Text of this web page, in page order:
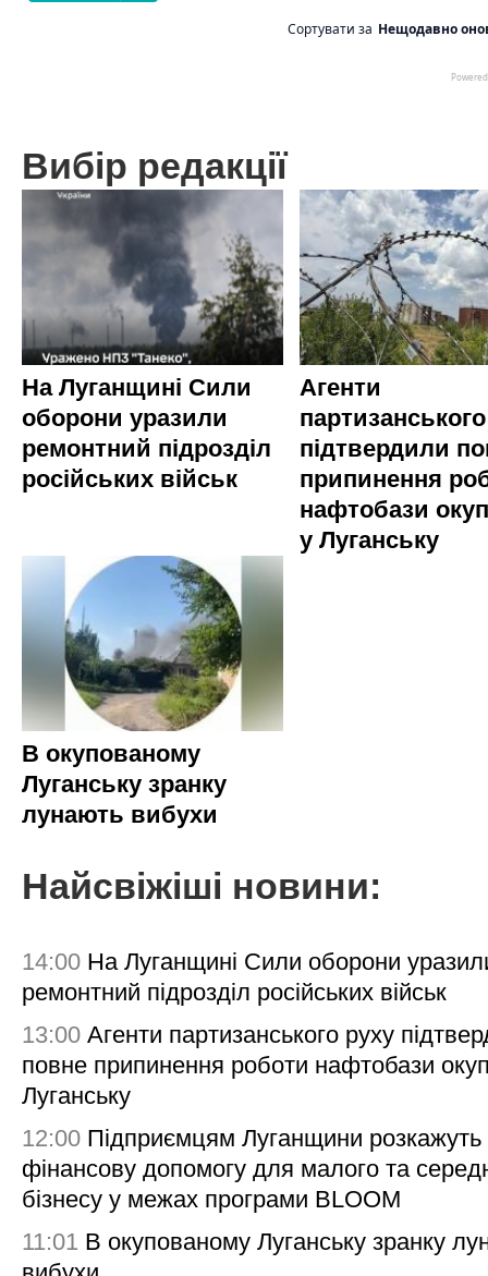
Вибір редакції
На Луганщині Сили
оборони уразили
ремонтний підрозділ
російських військ
Агенти
підтвердили
припинення
нафтобази
у Луганську
В окупованому
Луганську зранку
лунають вибухи
Найсвіжіші новини:
14:00 На Луганщині Сили оборони
ремонтний підрозділ російських військ
13:00 Агенти партизанського руху
повне припинення роботи нафтобази
Луганську
12:00 Підприємцям Луганщини розкажуть
фінансову допомогу для малого та
бізнесу у межах програми BLOOM
11:01 В окупованому Луганську зранку